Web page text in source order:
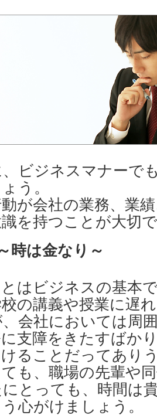
ビジネスマナーで
う。
動が会社の業務、業
を持つことが大切
時は金なり～
はビジネスの基本
の講義や授業に遅
会社においては周
支障をきたすばか
ることだってあり
も、職場の先輩や
とっても、時間は
心がけましょう。